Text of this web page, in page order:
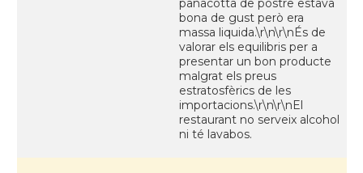
panacotta de postre estava
bona de gust però era
massa liquida.\r\n\r\nÉs de
valorar els equilibris per a
presentar un bon producte
malgrat els preus
estratosfèrics de les
importacions.\r\n\r\nEl
restaurant no serveix alcohol
ni té lavabos.